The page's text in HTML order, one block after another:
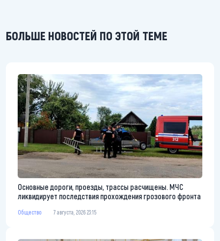
БОЛЬШЕ НОВОСТЕЙ ПО ЭТОЙ ТЕМЕ
Основные дороги, проезды, трассы расчищены. МЧС
ликвидирует последствия прохождения грозового фронта
Общество 7 августа, 2026 23:15